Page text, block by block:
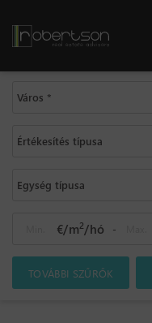
Város *
Értékesítés típusa
Egység típusa
€/m2/hó -
TOVÁBBI SZŰRŐK